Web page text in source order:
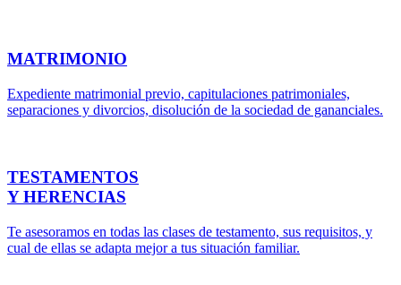
MATRIMONIO
Expediente matrimonial previo, capitulaciones patrimoniales,
separaciones y divorcios, disolución de la sociedad de gananciales.
TESTAMENTOS
Y HERENCIAS
Te asesoramos en todas las clases de testamento, sus requisitos, y
cual de ellas se adapta mejor a tus situación familiar.